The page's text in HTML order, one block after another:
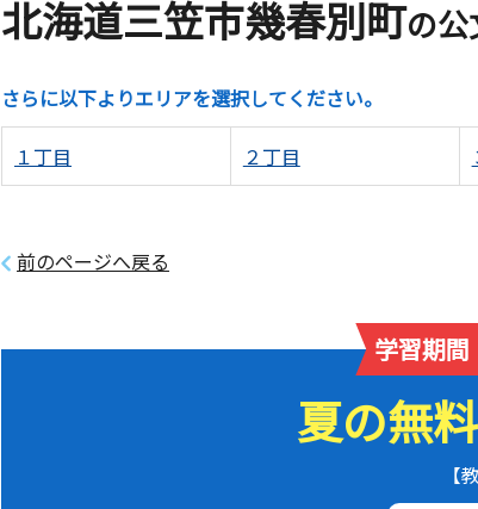
北海道三笠市幾春別町の公
さらに以下よりエリアを選択してください。
１丁目 ２丁目
前のページへ戻る
学習期
夏の無
【